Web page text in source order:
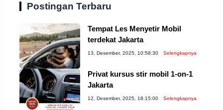
Postingan Terbaru
Tempat Les Menyetir Mobil
terdekat Jakarta
13, Desember, 2025, 10:58:30 Selengkapnya
Privat kursus stir mobil 1-on-1
Jakarta
12, Desember, 2025, 18:15:00 Selengkapnya